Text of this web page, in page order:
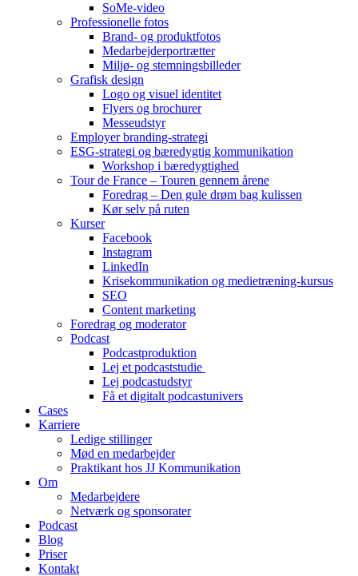
SoMe-video
Professionelle fotos
Brand- og produktfotos
Medarbejderportrætter
Miljø- og stemningsbilleder
Grafisk design
Logo og visuel identitet
Flyers og brochurer
Messeudstyr
Employer branding-strategi
ESG-strategi og bæredygtig kommunikation
Workshop i bæredygtighed
Tour de France – Touren gennem årene
Foredrag – Den gule drøm bag kulissen
Kør selv på ruten
Kurser
Facebook
Instagram
LinkedIn
Krisekommunikation og medietræning-kursus
SEO
Content marketing
Foredrag og moderator
Podcast
Podcastproduktion
Lej et podcaststudie
Lej podcastudstyr
Få et digitalt podcastunivers
Cases
Karriere
Ledige stillinger
Mød en medarbejder
Praktikant hos JJ Kommunikation
Om
Medarbejdere
Netværk og sponsorater
Podcast
Blog
Priser
Kontakt